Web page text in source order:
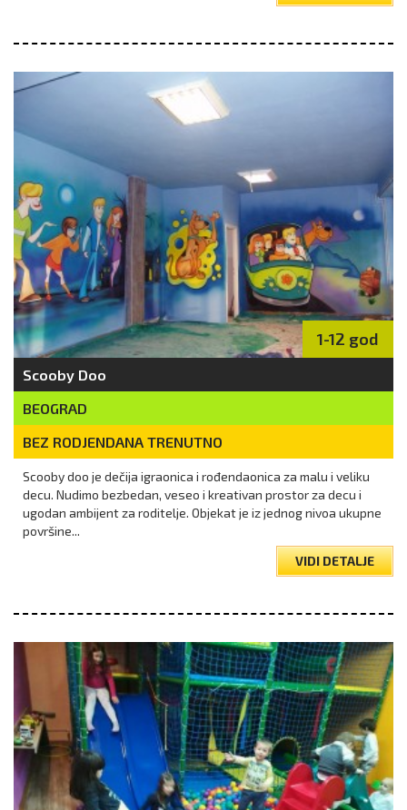
1-12 god
Scooby Doo
BEOGRAD
BEZ RODJENDANA TRENUTNO
Scooby doo je dečija igraonica i rođendaonica za malu i veliku
decu. Nudimo bezbedan, veseo i kreativan prostor za decu i
ugodan ambijent za roditelje. Objekat je iz jednog nivoa ukupne
površine...
VIDI DETALJE